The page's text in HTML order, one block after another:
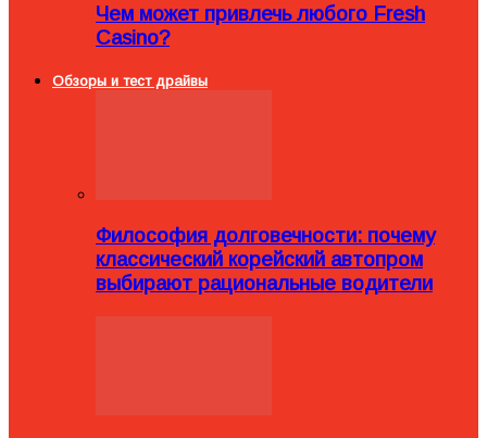
Чем может привлечь любого Fresh
Casino?
Обзоры и тест драйвы
Философия долговечности: почему
классический корейский автопром
выбирают рациональные водители